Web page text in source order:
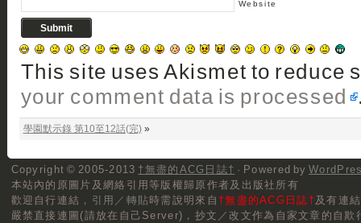
Website
This site uses Akismet to reduce
your comment data is processed
學園默示錄 第10至12話(完)»
Copyright © 2005-2013 †無盡的ACG日誌† · Powered by
本站內的原圖片及網絡引用等版權歸原作者及出版社所有
歡迎自行連結， 引用／轉貼時需說明來自 †無盡的ACG日誌†及有連
嚴禁直接連圖(請放在自己Server)，抄文／改文作為自家文章的自欺